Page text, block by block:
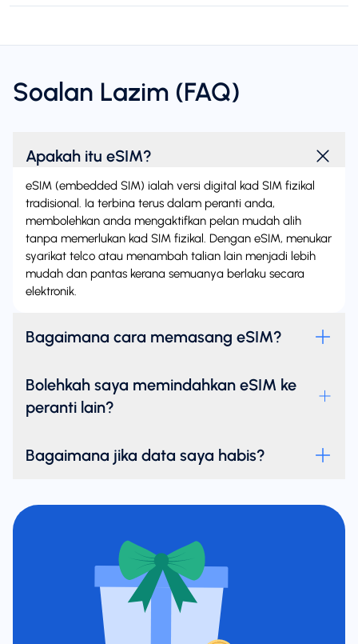
Soalan Lazim (FAQ)
Apakah itu eSIM?
eSIM (embedded SIM) ialah versi digital kad SIM fizikal
tradisional. Ia terbina terus dalam peranti anda,
membolehkan anda mengaktifkan pelan mudah alih
tanpa memerlukan kad SIM fizikal. Dengan eSIM, menukar
syarikat telco atau menambah talian lain menjadi lebih
mudah dan pantas kerana semuanya berlaku secara
elektronik.
Bagaimana cara memasang eSIM?
Bolehkah saya memindahkan eSIM ke
peranti lain?
Bagaimana jika data saya habis?